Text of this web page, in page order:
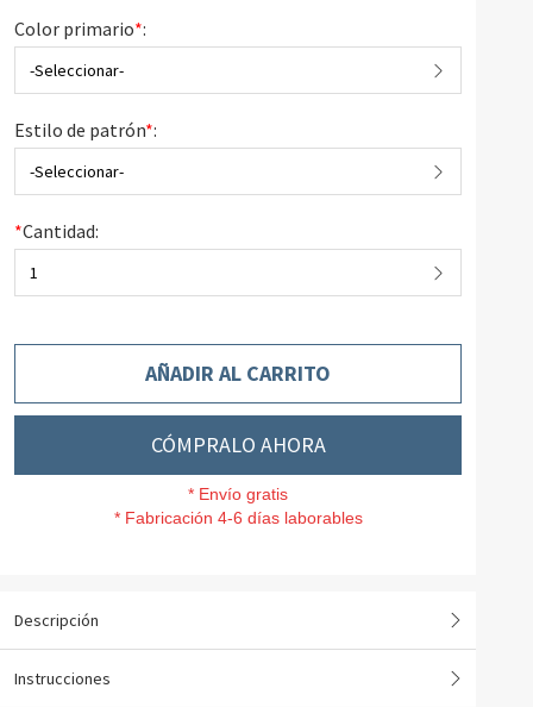
Color primario*:
-Seleccionar-
Estilo de patrón*:
-Seleccionar-
*Cantidad:
1
AÑADIR AL CARRITO
CÓMPRALO AHORA
* Envío gratis
* Fabricación 4-6 días laborables
Descripción
Instrucciones